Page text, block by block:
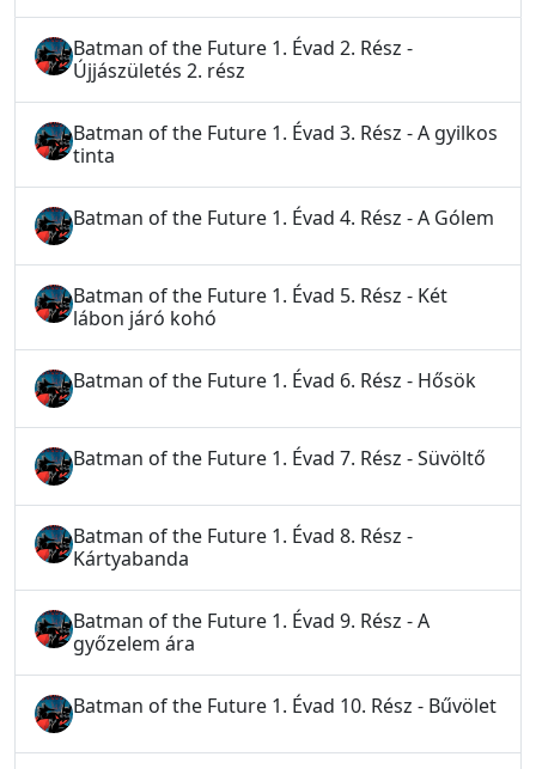
Batman of the Future 1. Évad 2. Rész -
Újjászületés 2. rész
Batman of the Future 1. Évad 3. Rész - A gyilkos
tinta
Batman of the Future 1. Évad 4. Rész - A Gólem
Batman of the Future 1. Évad 5. Rész - Két
lábon járó kohó
Batman of the Future 1. Évad 6. Rész - Hősök
Batman of the Future 1. Évad 7. Rész - Süvöltő
Batman of the Future 1. Évad 8. Rész -
Kártyabanda
Batman of the Future 1. Évad 9. Rész - A
győzelem ára
Batman of the Future 1. Évad 10. Rész - Bűvölet